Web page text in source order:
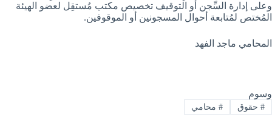
وعلى إدارة السِّجن أو التوقيف تخصيص مكتب مُستقِل لعضو الهيئة
المُختص لمُتابعة أحوال المسجونين أو الموقوفين.
المحامي ماجد الفهد
وسوم
#حقوق #محامي